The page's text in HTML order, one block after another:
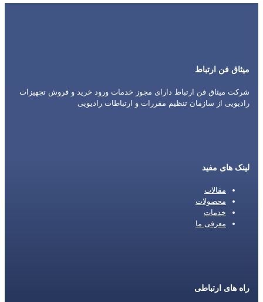
میثاق فن ارتباط
شرکت میثاق فن ارتباط دارای مجوز خدمات ورود خرید و فروش تجهیزات
رادیویی از سازمان تنظیم مقررات و ارتباطات رادیویی
لینک های مفید
مقالات
محصولات
خدمات
معرفی ما
راه های ارتباطی